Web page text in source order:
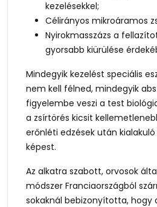
kezelésekkel;
Célirányos mikroáramos
Nyirokmasszázs a
gyorsabb kiürülése
Mindegyik kezelést speciális
nem kell félned, mindegyik
figyelembe veszi a test
a zsírtörés kicsit
erőnléti edzések után
képest.
Az alkatra szabott, orvosok
módszer Franciaországból
sokaknál bebizonyította, hogy